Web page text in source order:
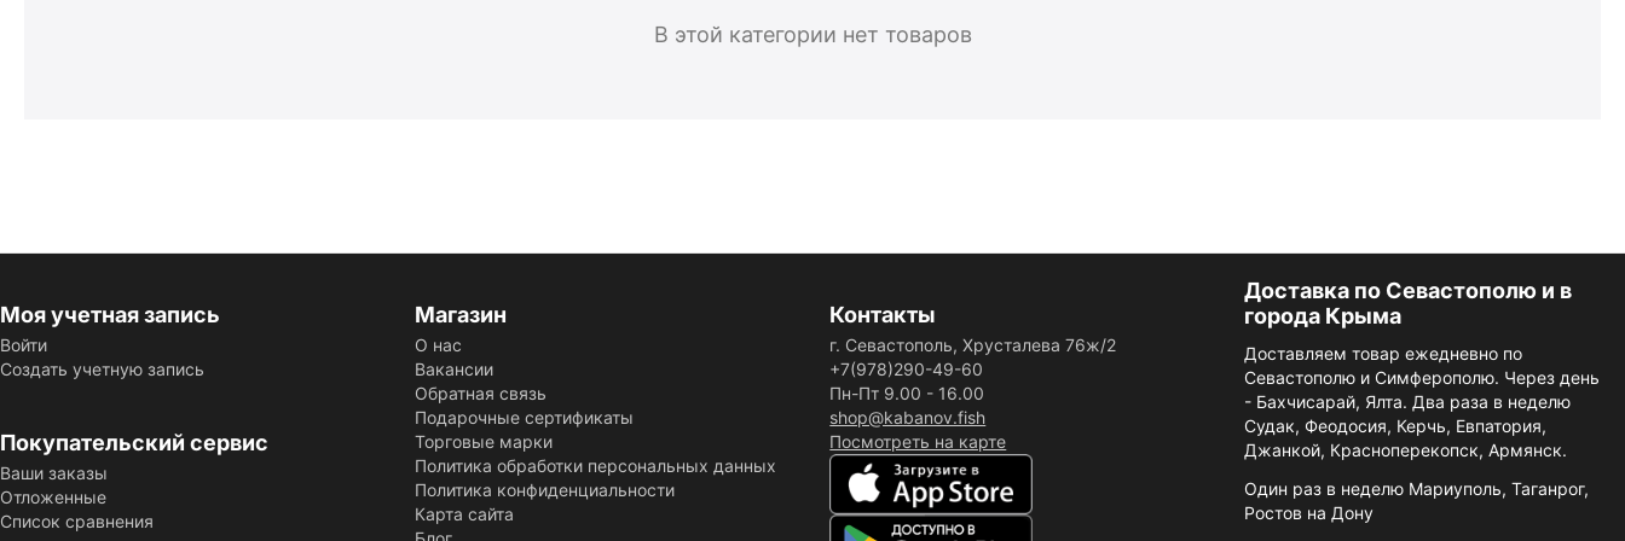
В этой категории нет товаров
Моя учетная запись
Войти
Создать учетную запись
Покупательский сервис
Ваши заказы
Отложенные
Список сравнения
Магазин
О нас
Вакансии
Обратная связь
Подарочные сертификаты
Торговые марки
Политика обработки персональных данных
Политика конфиденциальности
Карта сайта
Контакты
г. Севастополь, Хрусталева 76ж/2
+7(978)290-49-60
Пн-Пт 9.00 - 16.00
shop@kabanov.fish
Посмотреть на карте
Доставка по Севастополю и в
города Крыма
Доставляем товар ежедневно по
Севастополю и Симферополю. Через день
- Бахчисарай, Ялта. Два раза в неделю
Судак, Феодосия, Керчь, Евпатория,
Джанкой, Красноперекопск, Армянск.
Один раз в неделю Мариуполь, Таганрог,
Ростов на Дону